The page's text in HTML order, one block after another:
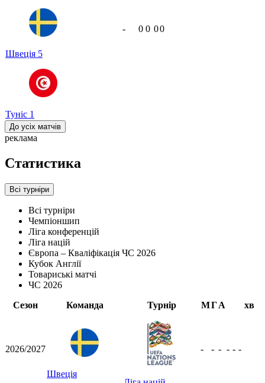
Швеція 5
Туніс 1
- 0 0 00
До усіх матчів
реклама
Статистика
Всі турніри
Всі турніри
Чемпіоншип
Ліга конференцій
Ліга націй
Європа – Кваліфікація ЧС 2026
Кубок Англії
Товариські матчі
ЧС 2026
Сезон
Команда Турнір МГА хв
2026/2027
Швеція
- - - - - -